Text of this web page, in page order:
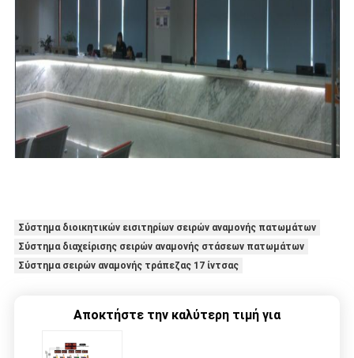
Σύστημα διοικητικών εισιτηρίων σειρών αναμονής πατωμάτων
Σύστημα διαχείρισης σειρών αναμονής στάσεων πατωμάτων
Σύστημα σειρών αναμονής τράπεζας 17 ίντσας
Αποκτήστε την καλύτερη τιμή για